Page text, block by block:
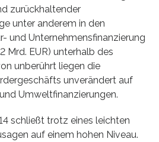
zurückhaltender
unter anderem in den
und Unternehmensfinanzierung
Mrd. EUR) unterhalb des
unberührt liegen die
unverändert auf
Umweltfinanzierungen.
schließt trotz eines leichten
auf einem hohen Niveau.